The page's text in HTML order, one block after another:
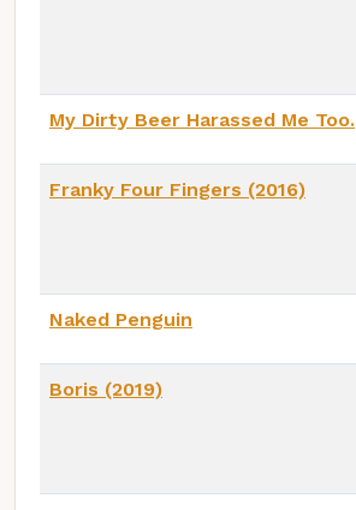
My Dirty Beer Harassed Me Too.
Franky Four Fingers (2016)
Naked Penguin
Boris (2019)